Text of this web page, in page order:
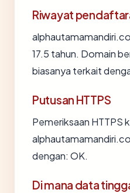
Riwayat
17.5 tahun. Domain
biasanya terkait
Putusan HTTPS
Pemeriksaan HTTPS
dengan: OK.
Di mana data